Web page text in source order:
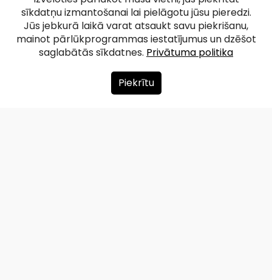
Par mums
sīkdatņu izmantošanai lai pielāgotu jūsu pieredzi.
Jūs jebkurā laikā varat atsaukt savu piekrišanu,
mainot pārlūkprogrammas iestatījumus un dzēšot
saglabātās sīkdatnes. Privātuma politika
Piekrītu